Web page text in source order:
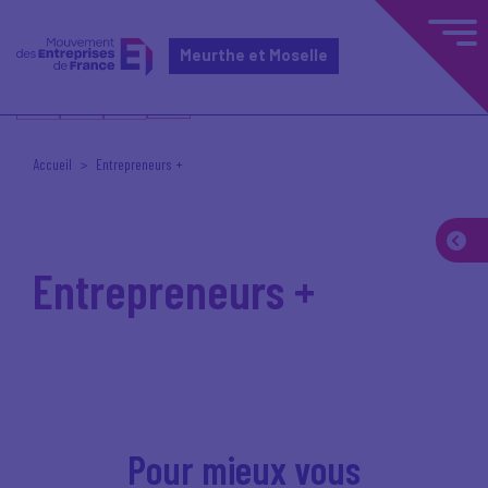
Meurthe et Moselle
Accueil Entrepreneurs +
Entrepreneurs +
Pour mieux vous